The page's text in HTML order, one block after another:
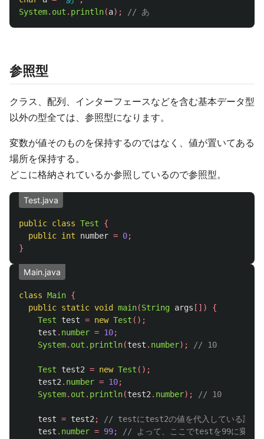
System. out . println(a); // あ
参照型
クラス、配列、インターフェースなどを含む基本データ型
以外の型全ては、参照型になります。
変数が値そのものを保持するのではなく、値が置いてある
場所を保持する。
どこに格納されているか参照しているので参照型。
Test.java
public class Test
{
public int number = 0;
}
Main.java
class Main {
public static void main(String args [])
{
Test
test = new Test ();
test . number = 10;
System. out . println(test . number); // 10
Test test2 = new Test ();
test2 . number = 10;
System. out . println(test2 . number); // 10
test = test2 ;
// testにtest2の値を代入している訳で
test . number = 99; // よって、ここでtestを99に変更